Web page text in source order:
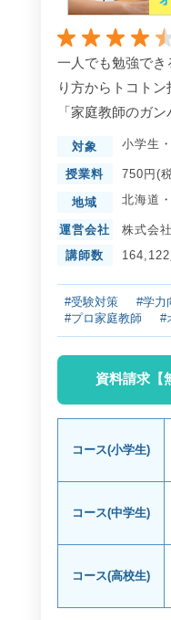
一人でも勉強で
り方からトコト
「家庭教師のガ
対象 小学生 ・
授業料 750円(
地域 北海道 ・
運営会社
株式会
講師数
164,122
#受験対策 #学力
#プロ家庭教師
#
資料請求【
コース(小学生)
コース(中学生)
コース(高校生)